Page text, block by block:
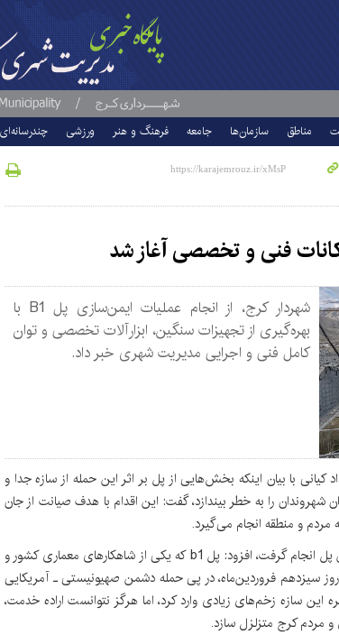
مناطق سازمان‌ها جامعه فرهنگ و هنر ورزشی چندرسانه‌ای
شهردار کرج، از انجام عملیات ایمن‌سازی پل B1 با
بهره‌گیری از تجهیزات سنگین، ابزارآلات تخصصی و توان
کامل فنی و اجرایی مدیریت شهری خبر داد.
کیانی با بیان اینکه بخش‌هایی از پل بر اثر این حمله از سازه جدا و
را به خطر بیندازد، گفت: این اقدام با هدف صیانت از جان
و منطقه انجام می‌گیرد.
کیانی با اشاره به حمله‌ای که از سوی دشمن به این پل انجام گرفت، افزود: پل b1 که یکی از شاهکارهای معماری کشور و
سیزدهم فروردین‌ماه، در پی حمله دشمن صهیونیستی ـ آمریکایی
سازه زخم‌های زیادی وارد کرد، اما هرگز نتوانست اراده خدمت،
مردم کرج متزلزل سازد.